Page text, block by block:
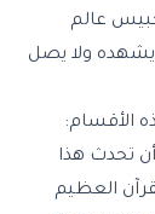
عالم
يشهده ولا يصل
الأقسام:
تحدث هذا
العظيم